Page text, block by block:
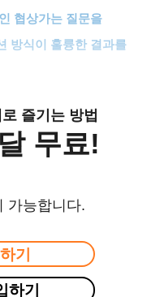
협상가는 질문을
방식이 훌륭한 결과를
즐기는 방법
무료!
가능합니다.
기
하기